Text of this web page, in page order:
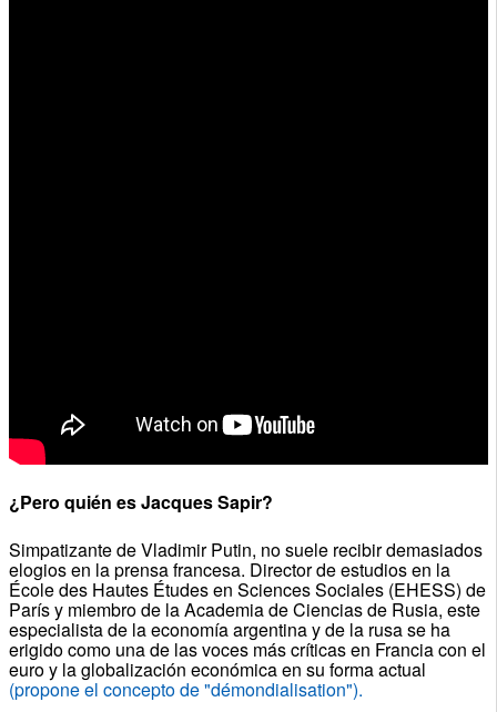
¿Pero quién es Jacques Sapir?
Simpatizante de Vladimir Putin, no suele recibir demasiados
elogios en la prensa francesa. Director de estudios en la
École des Hautes Études en Sciences Sociales (EHESS) de
París y miembro de la Academia de Ciencias de Rusia, este
especialista de la economía argentina y de la rusa se ha
erigido como una de las voces más críticas en Francia con el
euro y la globalización económica en su forma actual
(propone el concepto de "démondialisation").